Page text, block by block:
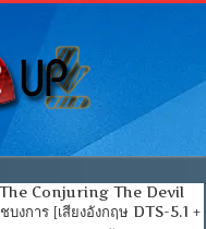
Conjuring The Devil
งการ [เสียงอังกฤษ DTS-5.1 +